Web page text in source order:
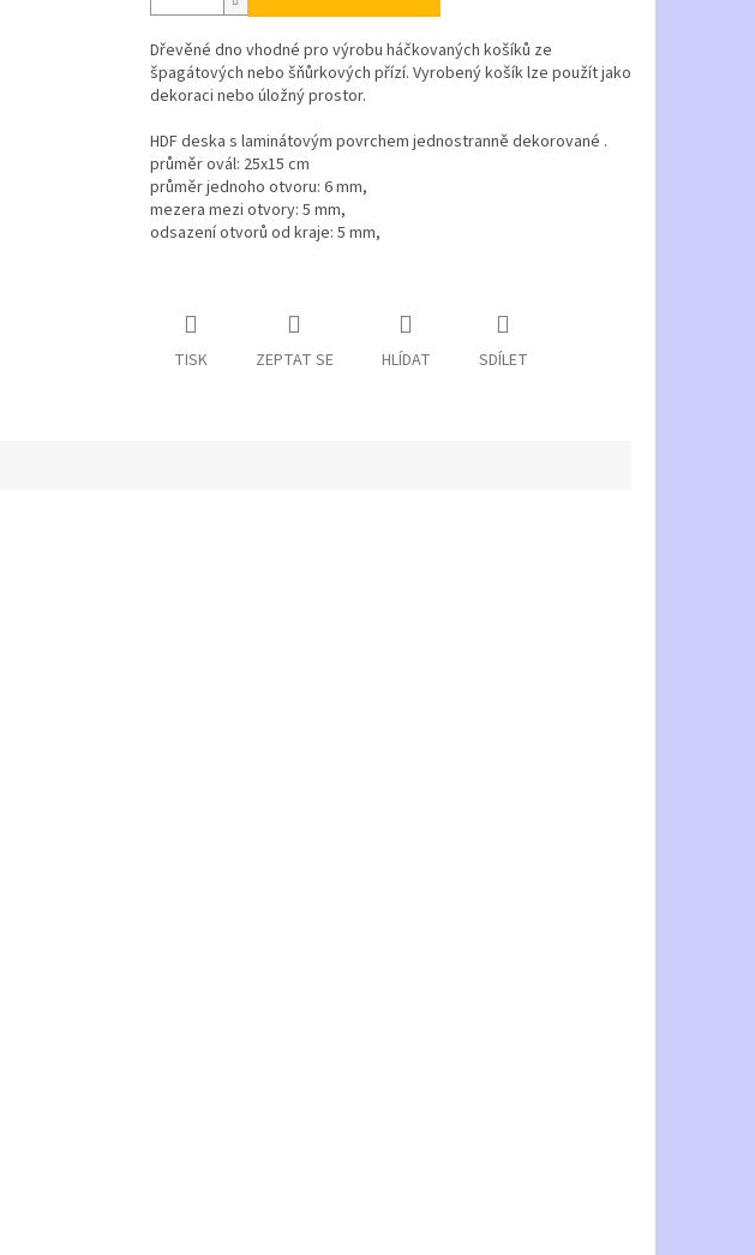
Dřevěné dno vhodné pro výrobu háčkovaných košíků ze
špagátových nebo šňůrkových přízí. Vyrobený košík lze použít jako
dekoraci nebo úložný prostor.
HDF deska s laminátovým povrchem jednostranně dekorované .
průměr ovál: 25x15 cm
průměr jednoho otvoru: 6 mm,
mezera mezi otvory: 5 mm,
odsazení otvorů od kraje: 5 mm,
TISK ZEPTAT SE HLÍDAT SDÍLET